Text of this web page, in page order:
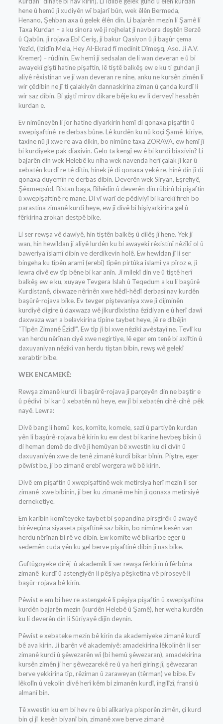
hene û hemû ji xudiyên wî bajarî bûn, wek êlên Bermeda,
Henano, Şehban axa û gelek êlên din. Li bajarên mezin li Şamê li
Taxa Kurdan – a ku sînora wê ji rojhelat ji navbera deştên Berzê
û Qabûn, ji rojava Ebî Ceriş, ji bakur Qasiyon û ji başûr çema
Yezîd, (Izidîn Mela, Hey Al-Ekrad fî medînit Dîmeşq, Aso. Ji A.V.
Kremer) – rûdinin, Ew hemî ji sedsalan de li wan deveran e û bi
awayekî giştî hatine pişaftin, lê tiştê balkêş ew e ku ti guhdan ji
aliyê rêxistinan ve ji wan deveran re nîne, anku ne kursên zimên li
wir çêdibin ne jî ti çalakiyên dannaskirina ziman û çanda kurdî li
wir saz dibin. Bi giştî mirov dikare bêje ku ev li derveyî hesabên
kurdan e.
Ev nimûneyên li jor hatine diyarkirin hemî di qonaxa pişaftin û
xwepişaftinê re derbas bûne. Lê kurdên ku nû koçî Şamê kiriye,
taxine nû ji xwe re ava dikin, bo nimûne taxa ZORAVA, ew hemî jî
bi kurdiyeke pak diaxivin. Gelo ta kengî ew ê bi kurdî biaxivin? Li
bajarên din wek Helebê ku niha wek navenda herî çalak ji kar û
xebatên kurdî re tê dîtin, hinek jê di qonaxa yekê re, hinê din jî di
qonaxa duyemîn re derbas dibin. Deverên wek Siryan, Eşrefiyê,
Şêxmeqsûd, Bistan başa, Bihêdîn û deverên din rûbirû bi pişaftin
û xwepişaftinê re mane. Di vî warî de pêdiviyî bi karekî fireh bo
parastina zimanê kurdî heye, ew jî divê bi hişiyarkirina gel û
fêrkirina zrokan destpê bike.
Li ser rewşa vê dawiyê, hin tiştên balkêş û dilêş jî hene. Yek ji
wan, hin hewildan ji aliyê lurdên ku bi awayekî rêxistinî nêzîkî ol û
baweriya îslamî dibin ve derdikevin holê. Ew hewldan jî li ser
bingeha ku tîpên aramî (erebî) tîpên pirtûka îslamî ya pîroz e, ji
lewra divê ew tîp bêne bi kar anîn. Ji milekî din ve û tiştê herî
balkêş ew e ku, xuyaye Tevgera Islah û Teqedum a ku li başûrê
Kurdistanê, dixwaze nêrînên xwe hêdî-hêdî derbasî nav kurdên
başûrê-rojava bike. Ev tevger piştevaniya xwe ji dijminên
kurdiyê digire û daxwaza wê jikurdîxistina êzîdiyan e û herî dawî
daxwaza wan a belavkirina tîpine taybet heye, jê re dibêjin
“Tîpên Zimanê Êzîdî”. Ew tîp jî bi xwe nêzîkî avêstayî ne. Tevlî ku
van herdu nêrînan ciyê xwe negirtiye, lê eger em tenê bi axiftin û
daxuyaniyan nêzîkî van herdu tiştan bibin, rewş wê gelekî
xerabtir bibe.
WEK ENCAMEKÊ:
Rewşa zimanê kurdî li başûrê-rojava ji parçeyên din ne baştir e
û pêdivî bi kar û xebatên nû heye, ew jî bi xebatên cihê-cihê pêk
nayê. Lewra:
Divê bang li hemû kes, komîte, komele, sazî û partiyên kurdan
yên li başûrê-rojava bê kirin ku ew dest bi karine hevbeş bikin û
di heman demê de divê ji hemûyan bê xwestin ku di civîn û
daxuyaniyên xwe de tenê zimanê kurdî bikar bînin. Piştre, eger
pêwîst be, ji bo zimanê erebî wergera wê bê kirin.
Divê em pişaftin û xwepişaftinê wek metirsiya herî mezin li ser
zimanê xwe bibînin, ji ber ku zimanê me hîn ji qonaxa metirsiyê
derneketiye.
Em karibin komîteyeke taybet bi şopandina pirsgirêk û awayê
birêveçûna siyaseta pişaftinê saz bikin, bo nimûne kesên van
herdu nêrînan bi rê ve dibin. Ew komîte wê bikaribe eger û
sedemên cuda yên ku gel berve pişaftinê dibin jî nas bike.
Guftûgoyeke dirêj û akademîk li ser rewşa fêrkirin û fêrbûna
zimanê kurdî û astengiyên li pêşiya pêşketina vê piroseyê li
başûr-rojava bê kirin.
Pêwîst e em bi hev re astengekê li pêşiya pişaftin û xwepişaftina
kurdên bajarên mezin (kurdên Helebê û Şamê), her weha kurdên
ku li deverên din li Sûriyayê dijîn deynin.
Pêwîst e xebateke mezin bê kirin da akademiyeke zimanê kurdî
bê ava kirin. Ji barên vê akademiyê: amadekirina lêkolînên li ser
zimanê kurdî û şêwezarên wî (bi hemû şêwezaran), amadekirina
kursên zimên ji her şêwezarekê re û ya herî giring jî, şêwezaran
berve yekkirina tîp, rêziman û zaraweyan (têrman) ve bibe. Ev
lêkolîn û vekolîn divê herî kêm bi zimanên kurdî, îngilîzî, fransî û
almanî bin.
Tê xwestin ku em bi hev re û bi alîkariya pisporên zimên, çi kurd
bin çi jî kesên biyanî bin, zimanê xwe berve zimanê